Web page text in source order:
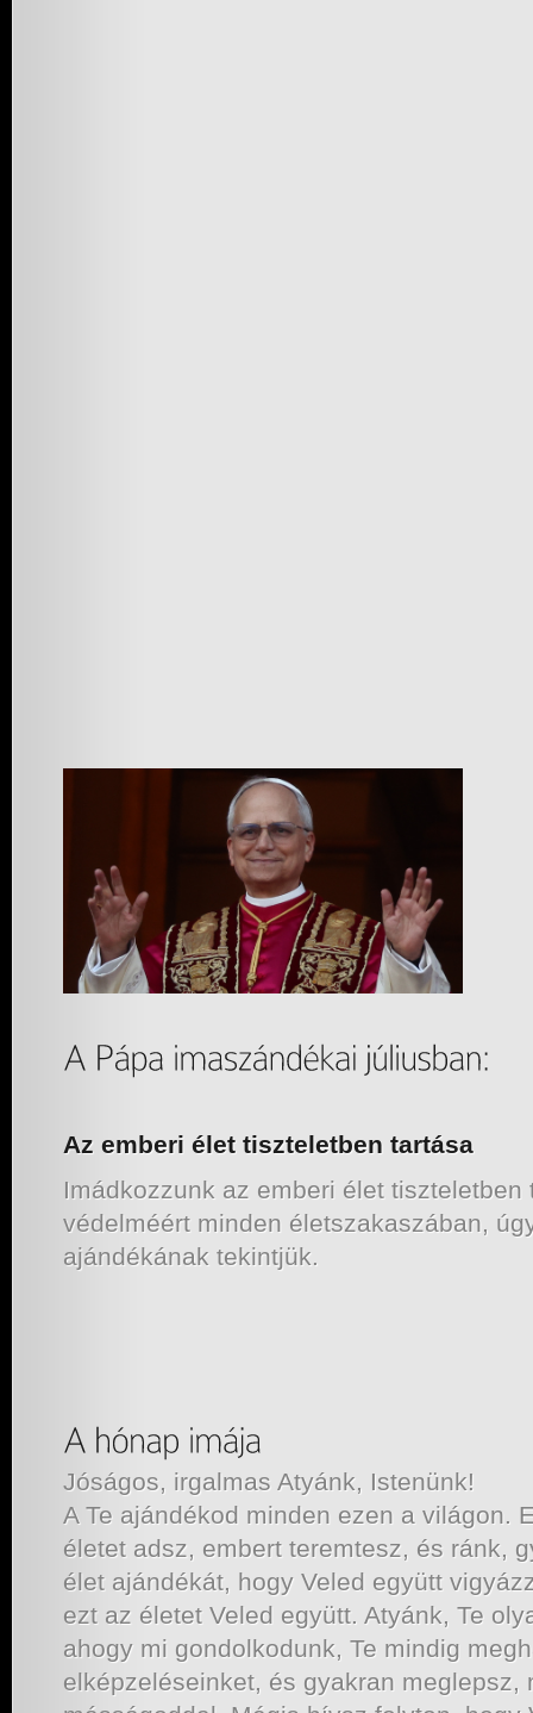
Az emberi élet tiszteletben tartása
Imádkozzunk az emberi élet tiszteletben
védelméért minden életszakaszában,
ajándékának tekintjük.
Jóságos, irgalmas Atyánk, Istenünk!
A Te ajándékod minden ezen a világon.
életet adsz, embert teremtesz, és ránk,
élet ajándékát, hogy Veled együtt
ezt az életet Veled együtt. Atyánk, Te
ahogy mi gondolkodunk, Te mindig
elképzeléseinket, és gyakran meglepsz,